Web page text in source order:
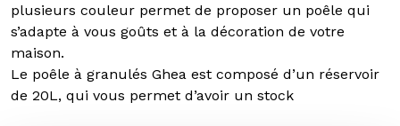
plusieurs couleur permet de proposer un poêle qui
s’adapte à vous goûts et à la décoration de votre
maison.
Le poêle à granulés Ghea est composé d’un réservoir
de 20L, qui vous permet d’avoir un stock